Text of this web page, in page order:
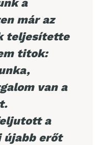
a
már az
teljesítette
titok:
van a
a
újabb erőt